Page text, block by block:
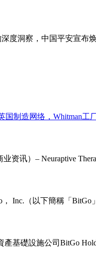
度洞察，中国平安宣布
讯）– Neuraptive
（以下簡稱「BitGo
基礎設施公司BitGo